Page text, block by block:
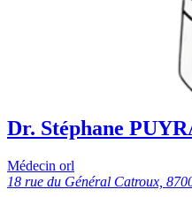
Dr. Stéphane
Médecin orl
18 rue du Général Catroux,